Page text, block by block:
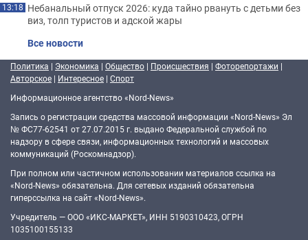
13:18 Небанальный отпуск 2026: куда тайно рвануть с детьми без
виз, толп туристов и адской жары
Все новости
Политика | Экономика | Общество | Происшествия | Фоторепортажи |
Авторское | Интересное | Спорт
Информационное агентство «Nord-News»
Запись о регистрации средства массовой информации «Nord-News» Эл
№ ФС77-62541 от 27.07.2015 г. выдано Федеральной службой по
надзору в сфере связи, информационных технологий и массовых
коммуникаций (Роскомнадзор).
При полном или частичном использовании материалов ссылка на
«Nord-News» обязательна. Для сетевых изданий обязательна
гиперссылка на сайт «Nord-News».
Учредитель — ООО «ИКС-МАРКЕТ», ИНН 5190310423, ОГРН
1035100155133